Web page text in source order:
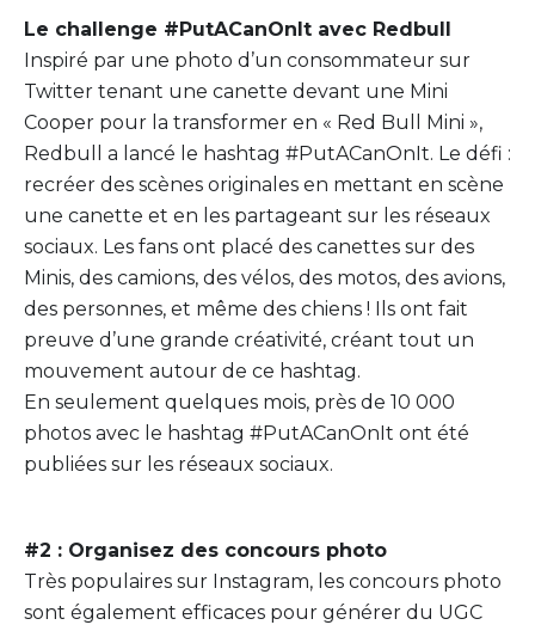
Le challenge #PutACanOnIt avec Redbull
Inspiré par une photo d’un consommateur sur
Twitter tenant une canette devant une Mini
Cooper pour la transformer en « Red Bull Mini »,
Redbull a lancé le hashtag #PutACanOnIt. Le défi :
recréer des scènes originales en mettant en scène
une canette et en les partageant sur les réseaux
sociaux. Les fans ont placé des canettes sur des
Minis, des camions, des vélos, des motos, des avions,
des personnes, et même des chiens ! Ils ont fait
preuve d’une grande créativité, créant tout un
mouvement autour de ce hashtag.
En seulement quelques mois, près de 10 000
photos avec le hashtag #PutACanOnIt ont été
publiées sur les réseaux sociaux.
#2 : Organisez des concours photo
Très populaires sur Instagram, les concours photo
sont également efficaces pour générer du UGC